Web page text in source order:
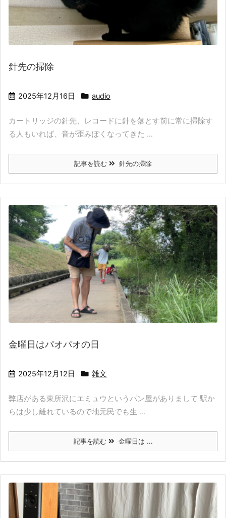
針先の掃除
2025年12月16日 audio
カートリッジの針先、レコードに針を落とす前に常に掃除す
る人もいれば、音が歪みぽくなってきた ...
記事を読む 針先の掃除
金曜日はパオパオの日
2025年12月12日 雑文
弊店がある東所沢にエミュウというパン屋がありまして 駅か
らは少し離れているので地元民でも生 ...
記事を読む 金曜日は ...